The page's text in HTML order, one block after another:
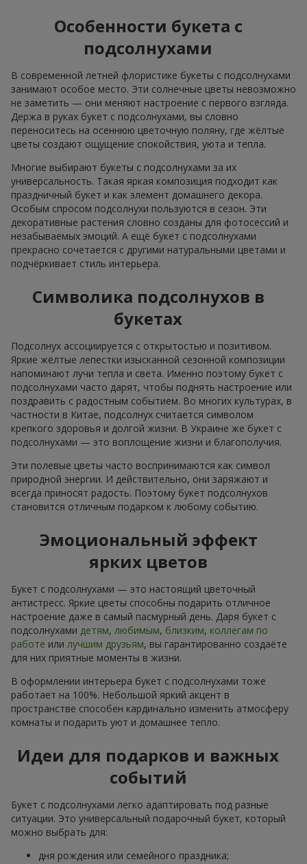
Особенности букета с
подсолнухами
В современной летней флористике букеты с подсолнухами
занимают особое место. Эти солнечные цветы невозможно
не заметить — они меняют настроение с первого взгляда.
Держа в руках букет с подсолнухами, вы словно
переноситесь на осеннюю цветочную поляну, где жёлтые
цветы создают ощущение спокойствия, уюта и тепла.
Многие выбирают букеты с подсолнухами за их
универсальность. Такая яркая композиция подходит как
праздничный букет и как элемент домашнего декора.
Особым спросом подсолнухи пользуются в сезон. Эти
декоративные растения словно созданы для фотосессий и
незабываемых эмоций. А ещё букет с подсолнухами
прекрасно сочетается с другими натуральными цветами и
подчёркивает стиль интерьера.
Символика подсолнухов в
букетах
Подсолнух ассоциируется с открытостью и позитивом.
Яркие жёлтые лепестки изысканной сезонной композиции
напоминают лучи тепла и света. Именно поэтому букет с
подсолнухами часто дарят, чтобы поднять настроение или
поздравить с радостным событием. Во многих культурах, в
частности в Китае, подсолнух считается символом
крепкого здоровья и долгой жизни. В Украине же букет с
подсолнухами — это воплощение жизни и благополучия.
Эти полевые цветы часто воспринимаются как символ
природной энергии. И действительно, они заряжают и
всегда приносят радость. Поэтому букет подсолнухов
становится отличным подарком к любому событию.
Эмоциональный эффект
ярких цветов
Букет с подсолнухами — это настоящий цветочный
антистресс. Яркие цветы способны подарить отличное
настроение даже в самый пасмурный день. Даря букет с
подсолнухами детям, любимым, близким, коллегам по
работе или лучшим друзьям, вы гарантированно создаёте
для них приятные моменты в жизни.
В оформлении интерьера букет с подсолнухами тоже
работает на 100%. Небольшой яркий акцент в
пространстве способен кардинально изменить атмосферу
комнаты и подарить уют и домашнее тепло.
Идеи для подарков и важных
событий
Букет с подсолнухами легко адаптировать под разные
ситуации. Это универсальный подарочный букет, который
можно выбрать для:
дня рождения или семейного праздника;